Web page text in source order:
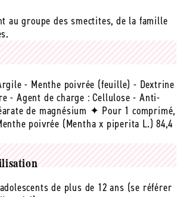
au groupe des smectites, de la famille
- Menthe poivrée (feuille) - Dextrine
- Agent de charge : Cellulose - Anti-
de magnésium ✦ Pour 1 comprimé,
poivrée (Mentha x piperita L.) 84,4
de plus de 12 ans (se référer